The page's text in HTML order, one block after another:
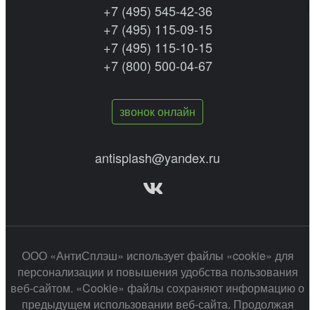
+7 (495) 545-42-36
+7 (495) 115-09-15
+7 (495) 115-10-15
+7 (800) 500-04-67
звонок онлайн
antisplash@yandex.ru
ООО «АнтиСплэш» использует файлы «cookie» для
персонализации и повышения удобства пользования
веб-сайтом. «Cookie» файлы сохраняют информацию о
предыдущем использовании веб-сайта. Продолжая